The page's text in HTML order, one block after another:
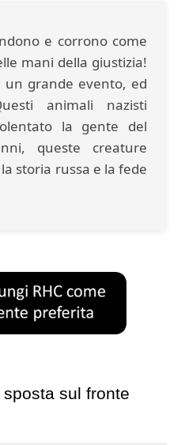
e corrono come
mani della giustizia!
un grande evento, ed
animali nazisti
la gente del
queste creature
storia russa e la fede
sposta sul fronte